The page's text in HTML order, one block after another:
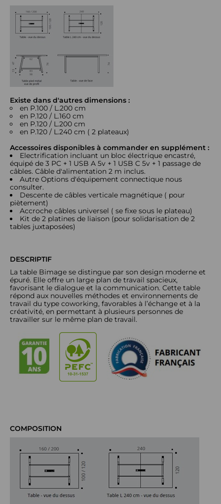
Existe dans d'autres dimensions :
en P.100 / L.200 cm
en P.120 / L.160 cm
en P.120 / L.200 cm
en P.120 / L.240 cm ( 2 plateaux)
Accessoires disponibles à commander en supplément :
Electrification incluant un bloc électrique encastré,
équipé de 3 PC + 1 USB A 5v + 1 USB C 5v + 1 passage de
câbles. Câble d'alimentation 2 m inclus.
Autre Options d'équipement connectique nous
consulter.
Descente de câbles verticale magnétique ( pour
piètement)
Accroche câbles universel ( se fixe sous le plateau)
Kit de 2 platines de liaison (pour solidarisation de 2
tables juxtaposées)
DESCRIPTIF
La table Bimage se distingue par son design moderne et
épuré. Elle offre un large plan de travail spacieux,
favorisant le dialogue et la communication. Cette table
répond aux nouvelles méthodes et environnements de
travail du type coworking, favorables à l’échange et à la
créativité, en permettant à plusieurs personnes de
travailler sur le même plan de travail.
COMPOSITION